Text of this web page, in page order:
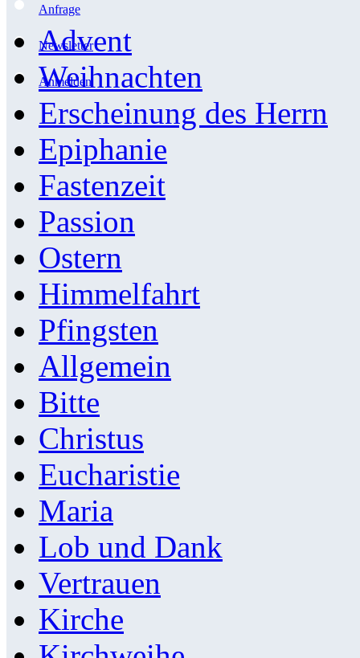
Anfrage
Newsletter
Anmelden
Advent
Weihnachten
Erscheinung des Herrn
Epiphanie
Fastenzeit
Passion
Ostern
Himmelfahrt
Pfingsten
Allgemein
Bitte
Christus
Eucharistie
Maria
Lob und Dank
Vertrauen
Kirche